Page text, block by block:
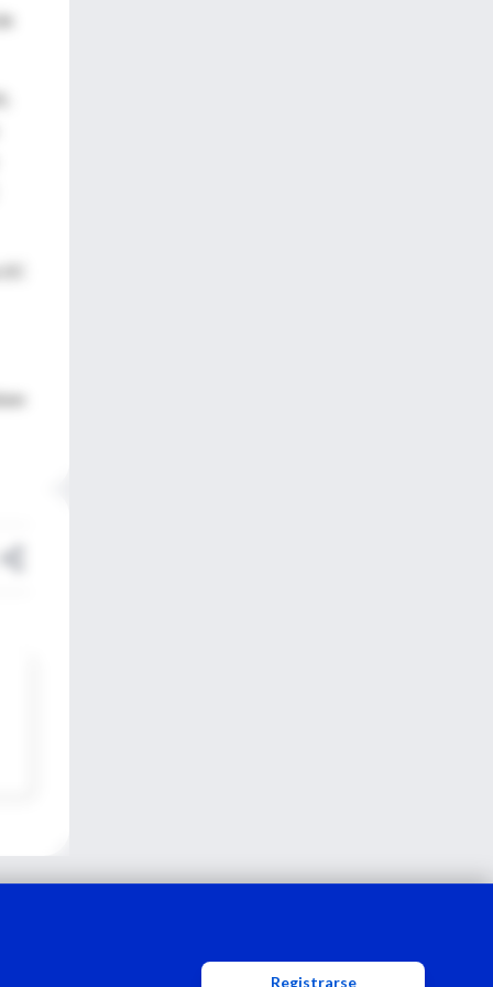
Registrarse